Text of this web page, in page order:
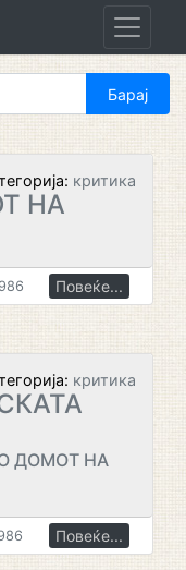
критика
НА
Повеќе...
критика
ДОМОТ НА
Повеќе...